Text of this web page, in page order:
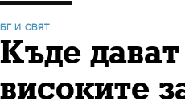
БГ И СВЯТ
Къде
високите